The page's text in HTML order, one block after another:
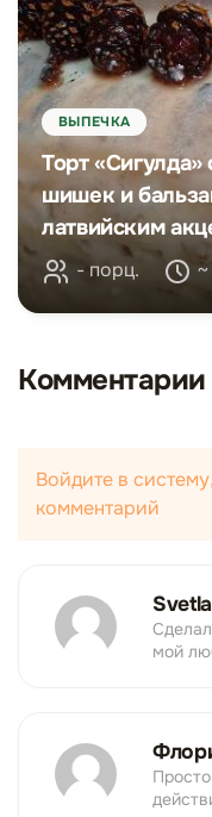
ВЫПЕЧКА
Торт
шишек и
латвийским
- порц. ~
Комментарии
Войдите в
комментарий
мой